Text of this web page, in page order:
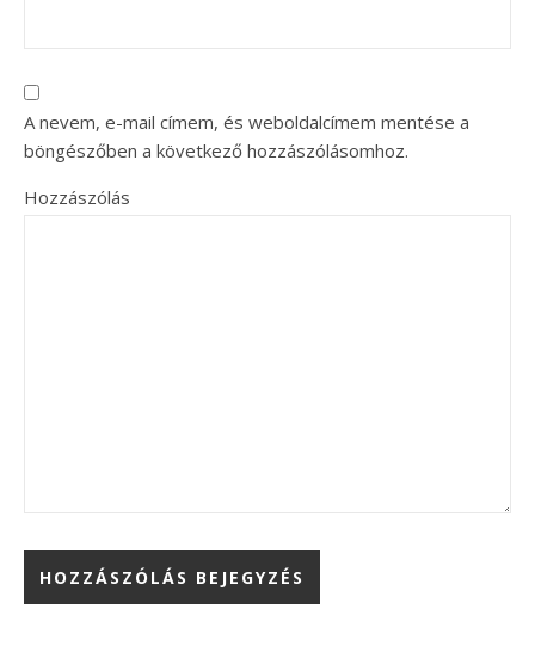
A nevem, e-mail címem, és weboldalcímem mentése a
böngészőben a következő hozzászólásomhoz.
Hozzászólás